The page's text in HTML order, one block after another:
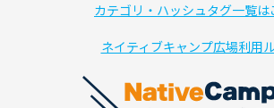
カテゴリ・ハッシュタグ一覧は
ネイティブキャンプ広場利用